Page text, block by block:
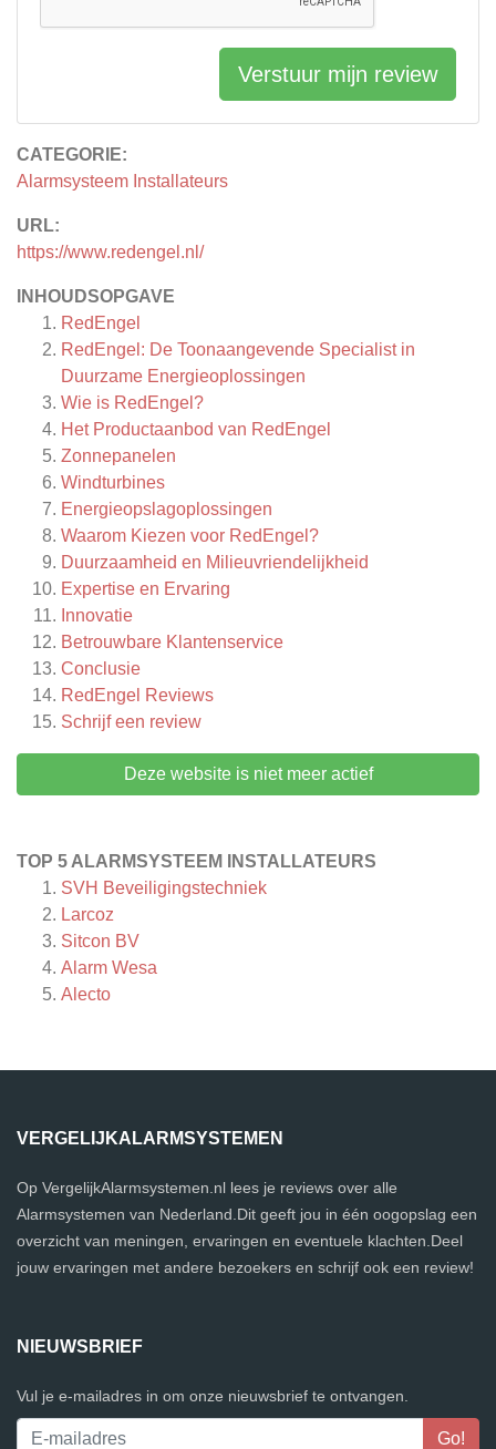
CATEGORIE:
Alarmsysteem Installateurs
URL:
https://www.redengel.nl/
INHOUDSOPGAVE
RedEngel
RedEngel: De Toonaangevende Specialist in
Duurzame Energieoplossingen
Wie is RedEngel?
Het Productaanbod van RedEngel
Zonnepanelen
Windturbines
Energieopslagoplossingen
Waarom Kiezen voor RedEngel?
Duurzaamheid en Milieuvriendelijkheid
Expertise en Ervaring
Innovatie
Betrouwbare Klantenservice
Conclusie
RedEngel Reviews
Schrijf een review
Deze website is niet meer actief
TOP 5 ALARMSYSTEEM INSTALLATEURS
SVH Beveiligingstechniek
Larcoz
Sitcon BV
Alarm Wesa
Alecto
Verstuur mijn review
VERGELIJKALARMSYSTEMEN
Op VergelijkAlarmsystemen.nl lees je reviews over alle
Alarmsystemen van Nederland.Dit geeft jou in één oogopslag een
overzicht van meningen, ervaringen en eventuele klachten.Deel
jouw ervaringen met andere bezoekers en schrijf ook een review!
NIEUWSBRIEF
Vul je e-mailadres in om onze nieuwsbrief te ontvangen.